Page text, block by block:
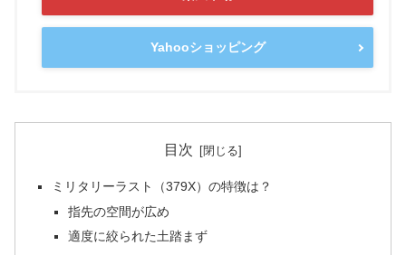
Yahooショッピング
目次
ミリタリーラスト（379X）の特徴は？
指先の空間が広め
適度に絞られた土踏まず